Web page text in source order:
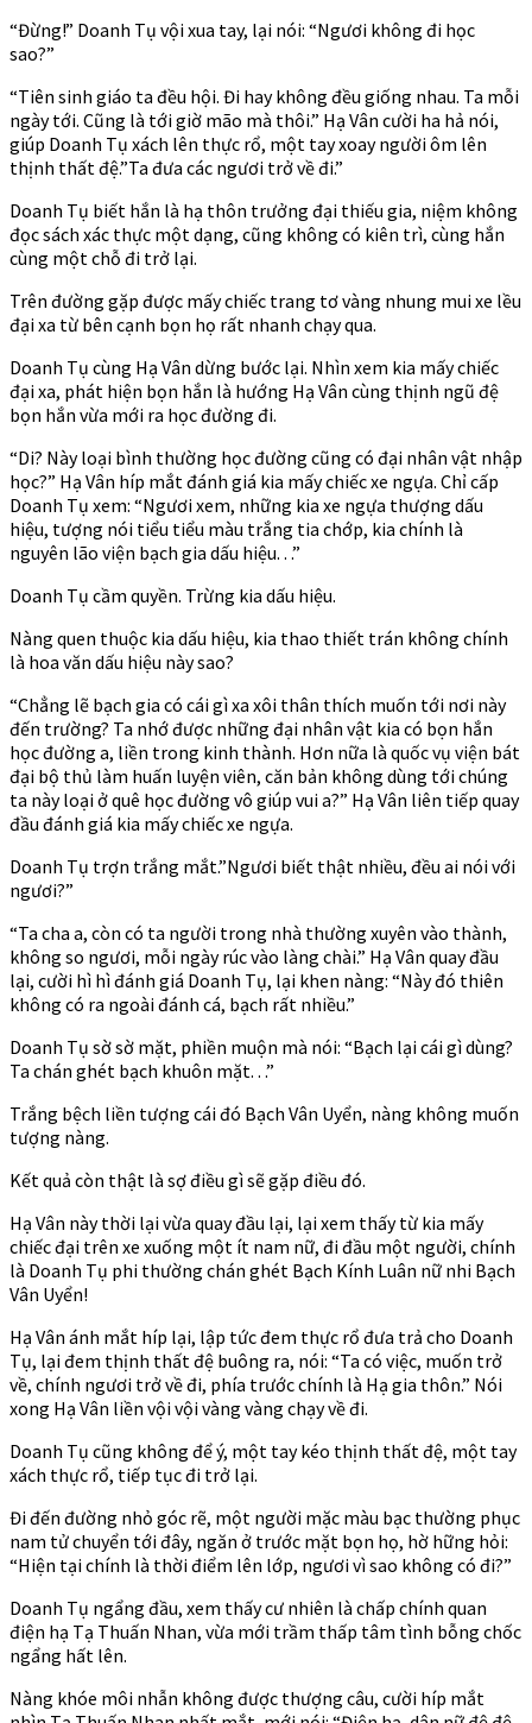
“Đừng!” Doanh Tụ vội xua tay, lại nói: “Ngươi không đi học
sao?”
“Tiên sinh giáo ta đều hội. Đi hay không đều giống nhau. Ta mỗi
ngày tới. Cũng là tới giờ mão mà thôi.” Hạ Vân cười ha hả nói,
giúp Doanh Tụ xách lên thực rổ, một tay xoay người ôm lên
thịnh thất đệ.”Ta đưa các ngươi trở về đi.”
Doanh Tụ biết hắn là hạ thôn trưởng đại thiếu gia, niệm không
đọc sách xác thực một dạng, cũng không có kiên trì, cùng hắn
cùng một chỗ đi trở lại.
Trên đường gặp được mấy chiếc trang tơ vàng nhung mui xe lều
đại xa từ bên cạnh bọn họ rất nhanh chạy qua.
Doanh Tụ cùng Hạ Vân dừng bước lại. Nhìn xem kia mấy chiếc
đại xa, phát hiện bọn hắn là hướng Hạ Vân cùng thịnh ngũ đệ
bọn hắn vừa mới ra học đường đi.
“Di? Này loại bình thường học đường cũng có đại nhân vật nhập
học?” Hạ Vân híp mắt đánh giá kia mấy chiếc xe ngựa. Chỉ cấp
Doanh Tụ xem: “Ngươi xem, những kia xe ngựa thượng dấu
hiệu, tượng nói tiểu tiểu màu trắng tia chớp, kia chính là
nguyên lão viện bạch gia dấu hiệu. . .”
Doanh Tụ cầm quyền. Trừng kia dấu hiệu.
Nàng quen thuộc kia dấu hiệu, kia thao thiết trán không chính
là hoa văn dấu hiệu này sao?
“Chẳng lẽ bạch gia có cái gì xa xôi thân thích muốn tới nơi này
đến trường? Ta nhớ được những đại nhân vật kia có bọn hắn
học đường a, liền trong kinh thành. Hơn nữa là quốc vụ viện bát
đại bộ thủ làm huấn luyện viên, căn bản không dùng tới chúng
ta này loại ở quê học đường vô giúp vui a?” Hạ Vân liên tiếp quay
đầu đánh giá kia mấy chiếc xe ngựa.
Doanh Tụ trợn trắng mắt.”Ngươi biết thật nhiều, đều ai nói với
ngươi?”
“Ta cha a, còn có ta người trong nhà thường xuyên vào thành,
không so ngươi, mỗi ngày rúc vào làng chài.” Hạ Vân quay đầu
lại, cười hì hì đánh giá Doanh Tụ, lại khen nàng: “Này đó thiên
không có ra ngoài đánh cá, bạch rất nhiều.”
Doanh Tụ sờ sờ mặt, phiền muộn mà nói: “Bạch lại cái gì dùng?
Ta chán ghét bạch khuôn mặt. . .”
Trắng bệch liền tượng cái đó Bạch Vân Uyển, nàng không muốn
tượng nàng.
Kết quả còn thật là sợ điều gì sẽ gặp điều đó.
Hạ Vân này thời lại vừa quay đầu lại, lại xem thấy từ kia mấy
chiếc đại trên xe xuống một ít nam nữ, đi đầu một người, chính
là Doanh Tụ phi thường chán ghét Bạch Kính Luân nữ nhi Bạch
Vân Uyển!
Hạ Vân ánh mắt híp lại, lập tức đem thực rổ đưa trả cho Doanh
Tụ, lại đem thịnh thất đệ buông ra, nói: “Ta có việc, muốn trở
về, chính ngươi trở về đi, phía trước chính là Hạ gia thôn.” Nói
xong Hạ Vân liền vội vội vàng vàng chạy về đi.
Doanh Tụ cũng không để ý, một tay kéo thịnh thất đệ, một tay
xách thực rổ, tiếp tục đi trở lại.
Đi đến đường nhỏ góc rẽ, một người mặc màu bạc thường phục
nam tử chuyển tới đây, ngăn ở trước mặt bọn họ, hờ hững hỏi:
“Hiện tại chính là thời điểm lên lớp, ngươi vì sao không có đi?”
Doanh Tụ ngẩng đầu, xem thấy cư nhiên là chấp chính quan
điện hạ Tạ Thuấn Nhan, vừa mới trầm thấp tâm tình bỗng chốc
ngẩng hất lên.
Nàng khóe môi nhẫn không được thượng câu, cười híp mắt